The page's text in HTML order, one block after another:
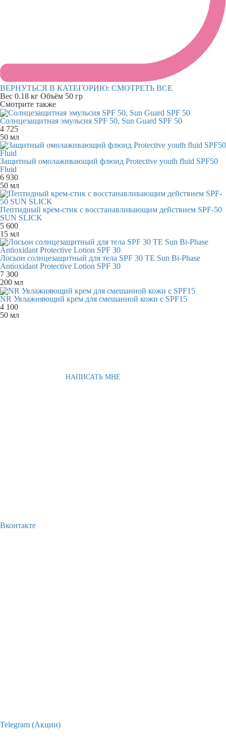
ВЕРНУТЬСЯ В КАТЕГОРИЮ: СМОТРЕТЬ ВСЕ
Вес 0.18 кг Объём 50 гр
Смотрите также
Солнцезащитная эмульсия SPF 50, Sun Guard SPF 50
4 725
50 мл
Защитный омолаживающий флюид Protective youth fluid SPF50
Fluid
6 930
50 мл
Пептидный крем-стик с восстанавливающим действием SPF-50
SUN SLICK
5 600
15 мл
Лосьон солнцезащитный для тела SPF 30 TE Sun Bi-Phase
Antioxidant Protective Lotion SPF 30
7 300
200 мл
NR Увлажняющий крем для смешанной кожи c SPF15
4 100
50 мл
НАПИСАТЬ МНЕ
Вконтакте
Telegram (Акции)